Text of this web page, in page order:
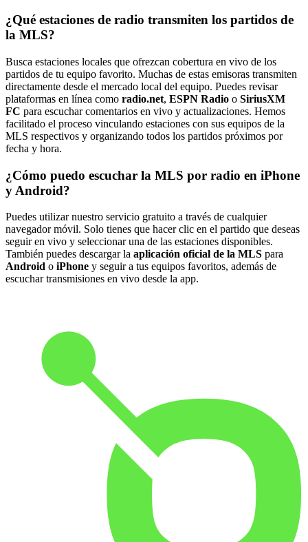
¿Qué estaciones de radio transmiten los partidos de
la MLS?
Busca estaciones locales que ofrezcan cobertura en vivo de los
partidos de tu equipo favorito. Muchas de estas emisoras transmiten
directamente desde el mercado local del equipo. Puedes revisar
plataformas en línea como radio.net, ESPN Radio o SiriusXM
FC para escuchar comentarios en vivo y actualizaciones. Hemos
facilitado el proceso vinculando estaciones con sus equipos de la
MLS respectivos y organizando todos los partidos próximos por
fecha y hora.
¿Cómo puedo escuchar la MLS por radio en iPhone
y Android?
Puedes utilizar nuestro servicio gratuito a través de cualquier
navegador móvil. Solo tienes que hacer clic en el partido que deseas
seguir en vivo y seleccionar una de las estaciones disponibles.
También puedes descargar la aplicación oficial de la MLS para
Android o iPhone y seguir a tus equipos favoritos, además de
escuchar transmisiones en vivo desde la app.